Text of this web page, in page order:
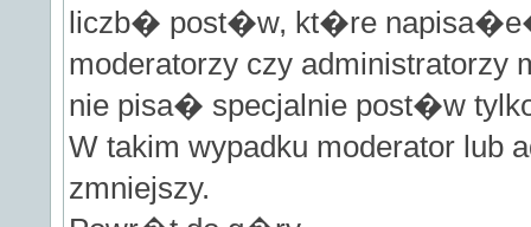
liczb� post�w, kt�re
moderatorzy czy
nie pisa� specjalnie post�w
W takim wypadku moderator
zmniejszy.